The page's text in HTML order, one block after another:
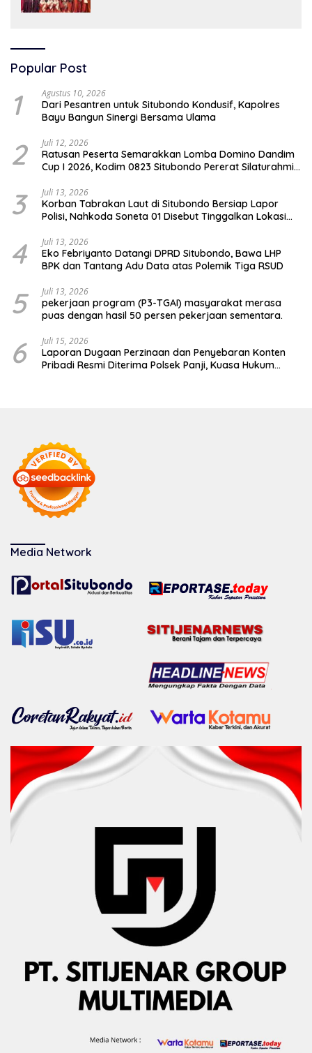
Popular Post
1 Agustus 10, 2026
Dari Pesantren untuk Situbondo Kondusif, Kapolres
Bayu Bangun Sinergi Bersama Ulama
2 Juli 12, 2026
Ratusan Peserta Semarakkan Lomba Domino Dandim
Cup I 2026, Kodim 0823 Situbondo Pererat Silaturahmi
3 Juli 13, 2026
Korban Tabrakan Laut di Situbondo Bersiap Lapor
Polisi, Nahkoda Soneta 01 Disebut Tinggalkan Lokasi
4 Juli 13, 2026
Eko Febriyanto Datangi DPRD Situbondo, Bawa LHP
BPK dan Tantang Adu Data atas Polemik Tiga RSUD
5 Juli 13, 2026
pekerjaan program (P3-TGAI) masyarakat merasa
puas dengan hasil 50 persen pekerjaan sementara.
6 Juli 15, 2026
Laporan Dugaan Perzinaan dan Penyebaran Konten
Pribadi Resmi Diterima Polsek Panji, Kuasa Hukum
Media Network